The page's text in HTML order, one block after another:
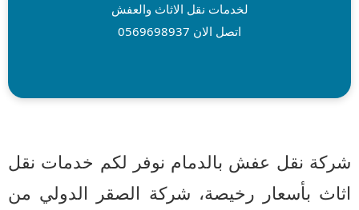
لخدمات نقل الاثاث والعفش
اتصل الان 0569698937
نقل عفش بالدمام نوفر لكم خدمات نقل
بأسعار رخيصة، شركة الصقر الدولي من